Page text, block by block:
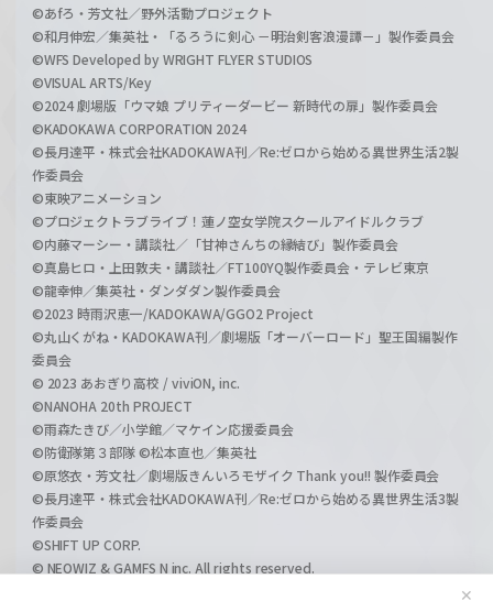
✕
©あfろ・芳文社／野外活動プロジェクト
©和月伸宏／集英社・「るろうに剣心 －明治剣客浪漫譚－」製作委員会
©WFS Developed by WRIGHT FLYER STUDIOS
©VISUAL ARTS/Key
©2024 劇場版「ウマ娘 プリティーダービー 新時代の扉」製作委員会
©KADOKAWA CORPORATION 2024
©長月達平・株式会社KADOKAWA刊／Re:ゼロから始める異世界生活2製
作委員会
©東映アニメーション
©プロジェクトラブライブ！蓮ノ空女学院スクールアイドルクラブ
©内藤マーシー・講談社／「甘神さんちの縁結び」製作委員会
©真島ヒロ・上田敦夫・講談社／FT100YQ製作委員会・テレビ東京
©龍幸伸／集英社・ダンダダン製作委員会
©2023 時雨沢恵一/KADOKAWA/GGO2 Project
©丸山くがね・KADOKAWA刊／劇場版「オーバーロード」聖王国編製作
委員会
© 2023 あおぎり高校 / viviON, inc.
©NANOHA 20th PROJECT
©雨森たきび／小学館／マケイン応援委員会
©防衛隊第３部隊 ©松本直也／集英社
©原悠衣・芳文社／劇場版きんいろモザイク Thank you!! 製作委員会
©長月達平・株式会社KADOKAWA刊／Re:ゼロから始める異世界生活3製
作委員会
©SHIFT UP CORP.
© NEOWIZ & GAMFS N inc. All rights reserved.